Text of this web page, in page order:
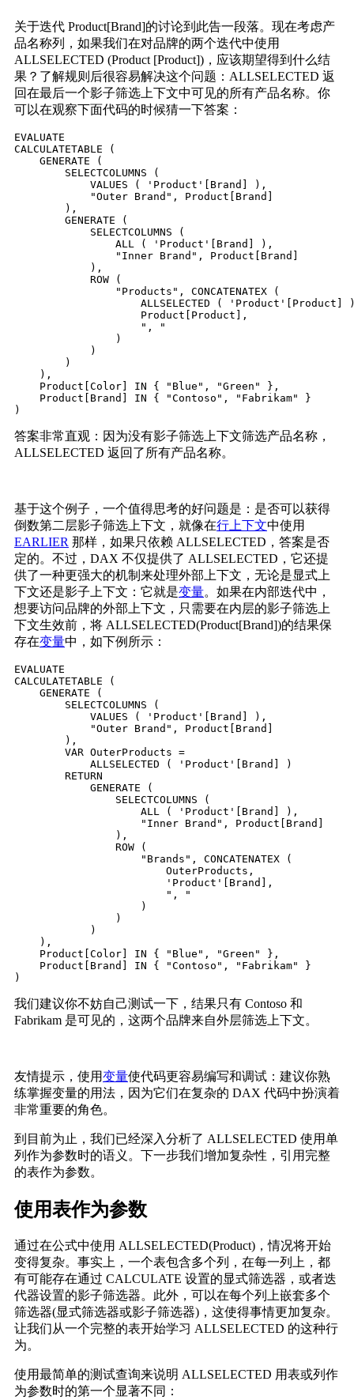
关于迭代 Product[Brand]的讨论到此告一段落。现在考虑产
品名称列，如果我们在对品牌的两个迭代中使用
ALLSELECTED (Product [Product])，应该期望得到什么结
果？了解规则后很容易解决这个问题：ALLSELECTED 返
回在最后一个影子筛选上下文中可见的所有产品名称。你
可以在观察下面代码的时候猜一下答案：
EVALUATE
CALCULATETABLE (
    GENERATE (
        SELECTCOLUMNS (
            VALUES ( 'Product'[Brand] ),
            "Outer Brand", Product[Brand]
        ),
        GENERATE (
            SELECTCOLUMNS (
                ALL ( 'Product'[Brand] ),
                "Inner Brand", Product[Brand]
            ),
            ROW (
                "Products", CONCATENATEX (
ALLSELECTED ( 'Product'[Product]
                    Product[Product],
                    ", "
                )
            )
        )
    ),
    Product[Color] IN { "Blue", "Green" },
    Product[Brand] IN { "Contoso", "Fabrikam" }
)
答案非常直观：因为没有影子筛选上下文筛选产品名称，
ALLSELECTED 返回了所有产品名称。
基于这个例子，一个值得思考的好问题是：是否可以获得
倒数第二层影子筛选上下文，就像在行上下文中使用
EARLIER 那样，如果只依赖 ALLSELECTED，答案是否
定的。不过，DAX 不仅提供了 ALLSELECTED，它还提
供了一种更强大的机制来处理外部上下文，无论是显式上
下文还是影子上下文：它就是变量。如果在内部迭代中，
想要访问品牌的外部上下文，只需要在内层的影子筛选上
下文生效前，将 ALLSELECTED(Product[Brand])的结果保
存在变量中，如下例所示：
EVALUATE
CALCULATETABLE (
    GENERATE (
        SELECTCOLUMNS (
            VALUES ( 'Product'[Brand] ),
            "Outer Brand", Product[Brand]
        ),
        VAR OuterProducts =
            ALLSELECTED ( 'Product'[Brand] )
        RETURN
            GENERATE (
                SELECTCOLUMNS (
                    ALL ( 'Product'[Brand] ),
                    "Inner Brand", Product[Brand]
                ),
                ROW (
                    "Brands", CONCATENATEX (
                        OuterProducts,
                        'Product'[Brand],
                        ", "
                    )
                )
            )
    ),
    Product[Color] IN { "Blue", "Green" },
    Product[Brand] IN { "Contoso", "Fabrikam" }
)
我们建议你不妨自己测试一下，结果只有 Contoso 和
Fabrikam 是可见的，这两个品牌来自外层筛选上下文。
友情提示，使用变量使代码更容易编写和调试：建议你熟
练掌握变量的用法，因为它们在复杂的 DAX 代码中扮演着
非常重要的角色。
到目前为止，我们已经深入分析了 ALLSELECTED 使用单
列作为参数时的语义。下一步我们增加复杂性，引用完整
的表作为参数。
使用表作为参数
通过在公式中使用 ALLSELECTED(Product)，情况将开始
变得复杂。事实上，一个表包含多个列，在每一列上，都
有可能存在通过 CALCULATE 设置的显式筛选器，或者迭
代器设置的影子筛选器。此外，可以在每个列上嵌套多个
筛选器(显式筛选器或影子筛选器)，这使得事情更加复杂。
让我们从一个完整的表开始学习 ALLSELECTED 的这种行
为。
使用最简单的测试查询来说明 ALLSELECTED 用表或列作
为参数时的第一个显著不同：